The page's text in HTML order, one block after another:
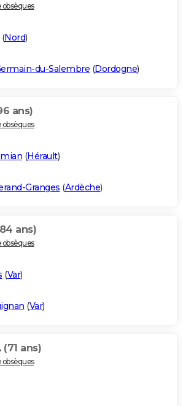
(Nord)
du-Salembre (Dordogne)
ans)
(Hérault)
Granges (Ardèche)
ans)
(Var)
(Var)
(71 ans)